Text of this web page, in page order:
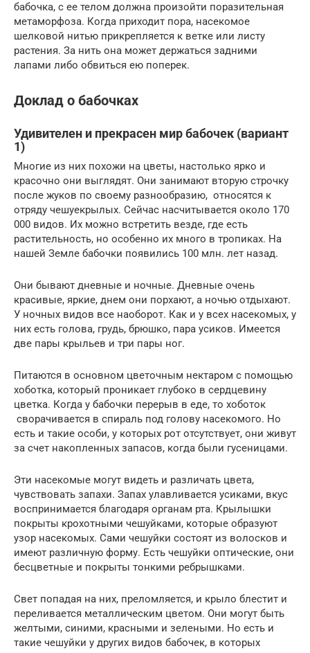
бабочка, с ее телом должна произойти поразительная
метаморфоза. Когда приходит пора, насекомое
шелковой нитью прикрепляется к ветке или листу
растения. За нить она может держаться задними
лапами либо обвиться ею поперек.
Доклад о бабочках
Удивителен и прекрасен мир бабочек (вариант
1)
Многие из них похожи на цветы, настолько ярко и
красочно они выглядят. Они занимают вторую строчку
после жуков по своему разнообразию, относятся к
отряду чешуекрылых. Сейчас насчитывается около 170
000 видов. Их можно встретить везде, где есть
растительность, но особенно их много в тропиках. На
нашей Земле бабочки появились 100 млн. лет назад.
Они бывают дневные и ночные. Дневные очень
красивые, яркие, днем они порхают, а ночью отдыхают.
У ночных видов все наоборот. Как и у всех насекомых, у
них есть голова, грудь, брюшко, пара усиков. Имеется
две пары крыльев и три пары ног.
Питаются в основном цветочным нектаром с помощью
хоботка, который проникает глубоко в сердцевину
цветка. Когда у бабочки перерыв в еде, то хоботок
сворачивается в спираль под голову насекомого. Но
есть и такие особи, у которых рот отсутствует, они живут
за счет накопленных запасов, когда были гусеницами.
Эти насекомые могут видеть и различать цвета,
чувствовать запахи. Запах улавливается усиками, вкус
воспринимается благодаря органам рта. Крылышки
покрыты крохотными чешуйками, которые образуют
узор насекомых. Сами чешуйки состоят из волосков и
имеют различную форму. Есть чешуйки оптические, они
бесцветные и покрыты тонкими ребрышками.
Свет попадая на них, преломляется, и крыло блестит и
переливается металлическим цветом. Они могут быть
желтыми, синими, красными и зелеными. Но есть и
такие чешуйки у других видов бабочек, в которых